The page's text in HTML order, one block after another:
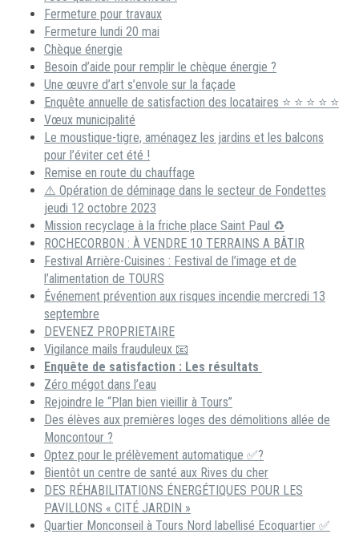
Fermeture pour travaux
Fermeture lundi 20 mai
Chèque énergie
Besoin d’aide pour remplir le chèque énergie ?
Une œuvre d’art s’envole sur la façade
Enquête annuelle de satisfaction des locataires ⭐ ⭐ ⭐ ⭐ ⭐
Vœux municipalité
Le moustique-tigre, aménagez les jardins et les balcons
pour l’éviter cet été !
Remise en route du chauffage
⚠️ Opération de déminage dans le secteur de Fondettes
jeudi 12 octobre 2023
Mission recyclage à la friche place Saint Paul ♻️
ROCHECORBON : À VENDRE 10 TERRAINS A BÂTIR
Festival Arrière-Cuisines : Festival de l’image et de
l’alimentation de TOURS
Événement prévention aux risques incendie mercredi 13
septembre
DEVENEZ PROPRIETAIRE
Vigilance mails frauduleux 📧
Enquête de satisfaction : Les résultats
Zéro mégot dans l’eau
Rejoindre le “Plan bien vieillir à Tours”
Des élèves aux premières loges des démolitions allée de
Moncontour ?
Optez pour le prélèvement automatique ✅?
Bientôt un centre de santé aux Rives du cher
DES RÉHABILITATIONS ÉNERGÉTIQUES POUR LES
PAVILLONS « CITÉ JARDIN »
Quartier Monconseil à Tours Nord labellisé Ecoquartier ✅